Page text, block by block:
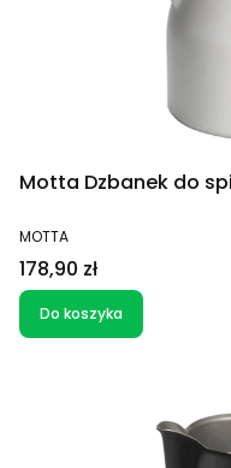
Motta Dzbanek do
PRODUCENT
MOTTA
Cena
178,90 zł
Do koszyka